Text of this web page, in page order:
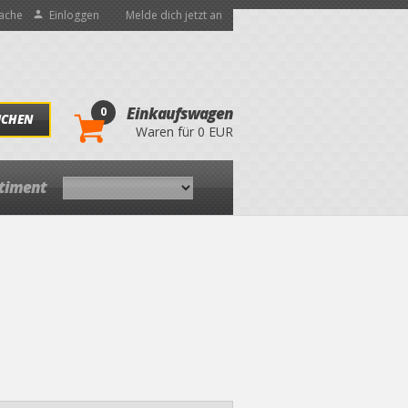
Einloggen Melde dich jetzt an
0 Einkaufswagen
Waren für 0 EUR